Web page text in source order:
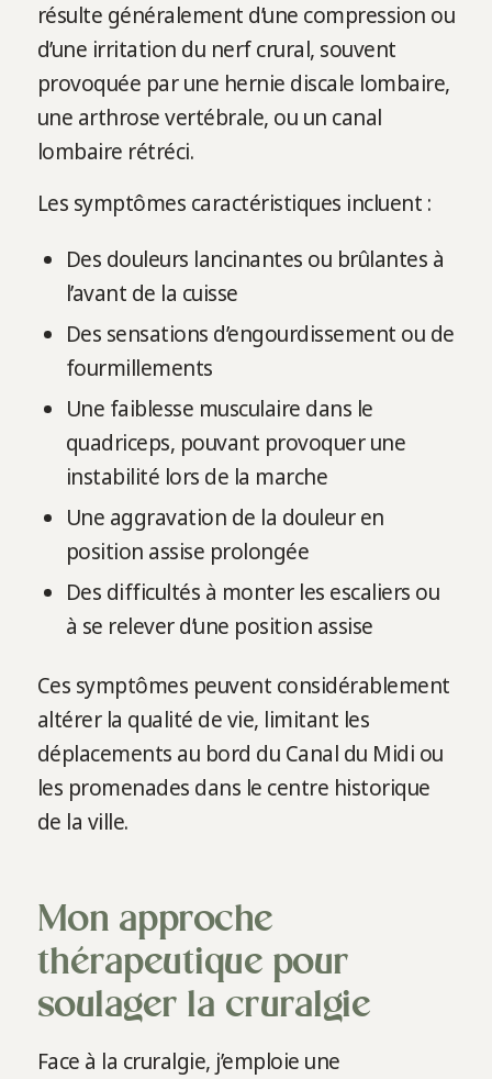
résulte généralement d’une compression ou
d’une irritation du nerf crural, souvent
provoquée par une hernie discale lombaire,
une arthrose vertébrale, ou un canal
lombaire rétréci.
Les symptômes caractéristiques incluent :
Des douleurs lancinantes ou brûlantes à
l’avant de la cuisse
Des sensations d’engourdissement ou de
fourmillements
Une faiblesse musculaire dans le
quadriceps, pouvant provoquer une
instabilité lors de la marche
Une aggravation de la douleur en
position assise prolongée
Des difficultés à monter les escaliers ou
à se relever d’une position assise
Ces symptômes peuvent considérablement
altérer la qualité de vie, limitant les
déplacements au bord du Canal du Midi ou
les promenades dans le centre historique
de la ville.
Mon approche
thérapeutique pour
soulager la cruralgie
Face à la cruralgie, j’emploie une